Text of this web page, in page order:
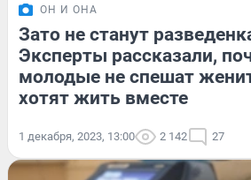
ОН И ОНА
Зато не станут
Эксперты рассказали,
молодые не спешат
хотят жить вместе
1 декабря, 2023, 13:00 2 142 27